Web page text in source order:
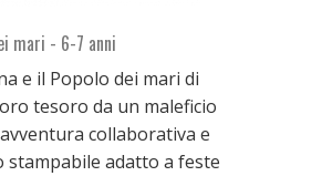
mari - 6-7 anni
e il Popolo dei mari di
tesoro da un maleficio
collaborativa e
stampabile adatto a feste